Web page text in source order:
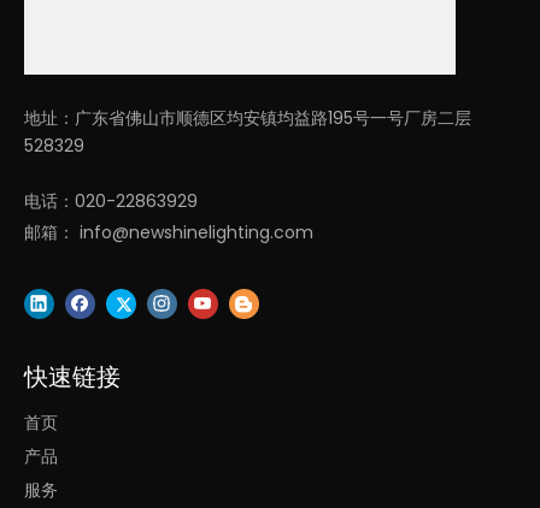
LL0204UDS-100W（上
50w，下50w）
100W D1500*13*72/
下载
地址：广东省佛山市顺德区均安镇均益路195号一号厂房二层
528329
电话：020-22863929
邮箱： info@newshinelighting.com
快速链接
首页
产品
服务